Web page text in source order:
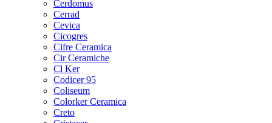
Cerdomus
Cerrad
Cevica
Cicogres
Cifre Ceramica
Cir Ceramiche
Cl Ker
Codicer 95
Coliseum
Colorker Ceramica
Creto